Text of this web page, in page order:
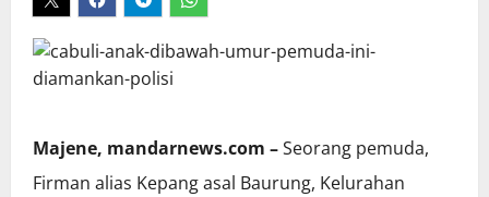
Majene, mandarnews.com –Seorang pemuda,
Firman alias Kepang asal Baurung, Kelurahan